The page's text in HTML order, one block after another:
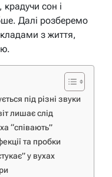
крадучи сон і
Далі розберемо
з життя,
під різні звуки
лишає слід
“співають”
та пробки
у вухах